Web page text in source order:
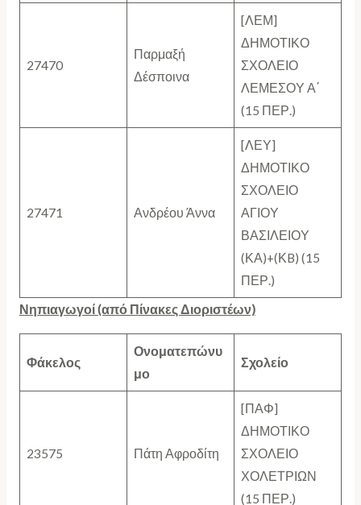
27470
Παρμαξή
Δέσποινα
[ΛΕΜ]
ΔΗΜΟΤΙΚΟ
ΣΧΟΛΕΙΟ
ΛΕΜΕΣΟΥ Α΄
(15 ΠΕΡ.)
27471 Ανδρέου Άννα
[ΛΕΥ]
ΔΗΜΟΤΙΚΟ
ΣΧΟΛΕΙΟ
ΑΓΙΟΥ
ΒΑΣΙΛΕΙΟΥ
(ΚΑ)+(ΚB) (15
ΠΕΡ.)
Νηπιαγωγοί (από Πίνακες Διοριστέων)
Φάκελος
Ονοματεπώνυ
μο
Σχολείο
23575 Πάτη Αφροδίτη
[ΠΑΦ]
ΔΗΜΟΤΙΚΟ
ΣΧΟΛΕΙΟ
ΧΟΛΕΤΡΙΩΝ
(15 ΠΕΡ.)